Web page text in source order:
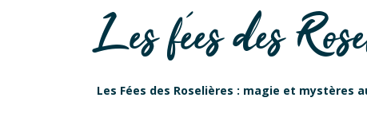
Les fées des
Les Fées des Roselières : magie et mystères